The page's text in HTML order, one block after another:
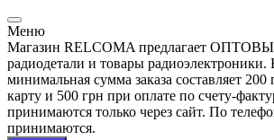
Меню
Магазин RELCOMA предлагает
радиодетали и товары
минимальная сумма заказа составляет 200
карту и 500 грн при оплате по счету-
принимаются только через сайт. По
принимаются.